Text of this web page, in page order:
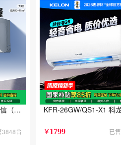
（Hisense）大1匹E370 AI省电 自
3848台
KFR-26GW/QS1-X1 科
￥ 1799 已